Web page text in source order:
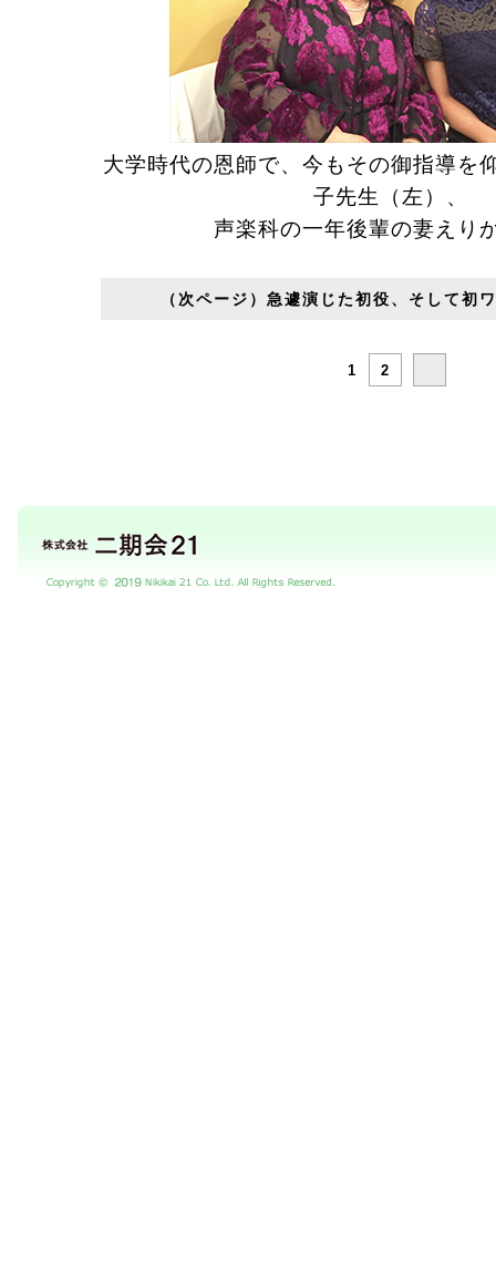
大学時代の恩師で、今もその御指導を
子先生（左）、
声楽科の一年後輩の妻えり
（次ページ）急遽演じた初役、そして初
1 2